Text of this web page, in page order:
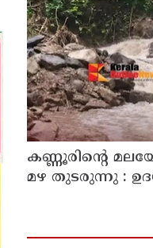
കണ്ണൂരിൻ്റെ
മഴ തുടരുന്നു :